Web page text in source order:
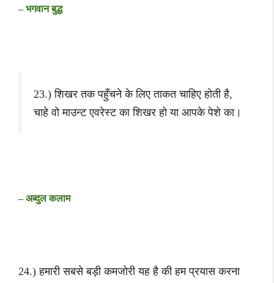
– भगवान बुद्ध
23.) शिखर तक पहुँचने के लिए ताकत चाहिए होती है,
चाहे वो माउन्ट एवरेस्ट का शिखर हो या आपके पेशे का।
– अब्दुल कलाम
24.) हमारी सबसे बड़ी कमजोरी यह है की हम प्रयास करना